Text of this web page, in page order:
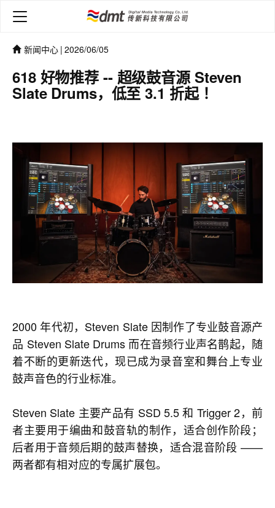
新闻中心 | 2026/06/05
618 好物推荐 -- 超级鼓音源 Steven
Slate Drums，低至 3.1 折起 ！
2000 年代初，Steven Slate 因制作了专业鼓音源产
品 Steven Slate Drums 而在音频行业声名鹊起，随
着不断的更新迭代，现已成为录音室和舞台上专业
鼓声音色的行业标准。
Steven Slate 主要产品有 SSD 5.5 和 Trigger 2，前
者主要用于编曲和鼓音轨的制作，适合创作阶段；
后者用于音频后期的鼓声替换，适合混音阶段 ——
两者都有相对应的专属扩展包。